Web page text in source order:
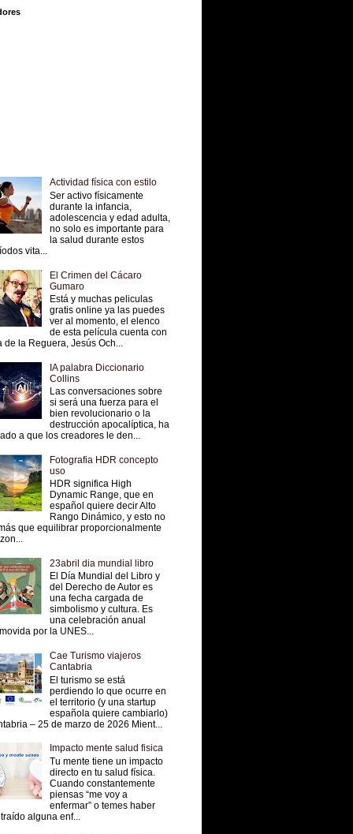
Actividad física con estilo
Ser activo físicamente
durante la infancia,
adolescencia y edad adulta,
no solo es importante para
la salud durante estos
vita...
El Crimen del Cácaro
Gumaro
Está y muchas peliculas
gratis online ya las puedes
ver al momento, el elenco
de esta película cuenta con
de la Reguera, Jesús Och...
IA palabra Diccionario
Collins
Las conversaciones sobre
si será una fuerza para el
bien revolucionario o la
destrucción apocalíptica, ha
a que los creadores le den...
Fotografia HDR concepto
uso
HDR significa High
Dynamic Range, que en
español quiere decir Alto
Rango Dinámico, y esto no
que equilibrar proporcionalmente
23abril dia mundial libro
El Día Mundial del Libro y
del Derecho de Autor es
una fecha cargada de
simbolismo y cultura. Es
una celebración anual
por la UNES...
Cae Turismo viajeros
Cantabria
El turismo se está
perdiendo lo que ocurre en
el territorio (y una startup
española quiere cambiarlo)
– 25 de marzo de 2026 Mient...
Impacto mente salud fisica
Tu mente tiene un impacto
directo en tu salud física.
Cuando constantemente
piensas “me voy a
enfermar” o temes haber
alguna enf...